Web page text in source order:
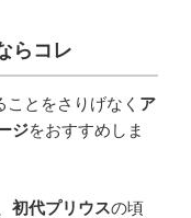
らコレ
ことをさりげなく ア
ジをおすすめしま
初代プリウスの頃